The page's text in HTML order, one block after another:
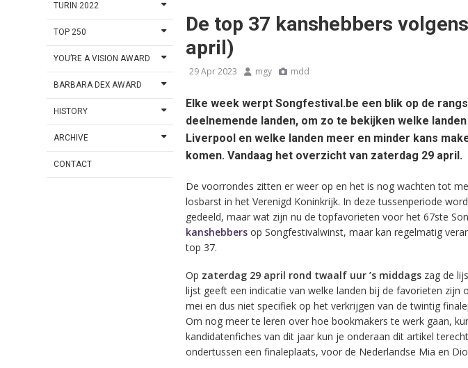
TURIN 2022
TOP 250
YOU’RE A VISION AWARD
BARBARA DEX AWARD
HISTORY
ARCHIVE
CONTACT
De top 37 kanshebbers
april)
29 Apr 2023 mgy mdd
Elke week werpt Songfestival.be een blik op de
deelnemende landen, om zo te bekijken welke
Liverpool en welke landen meer en minder kans
komen. Vandaag het overzicht van zaterdag 29 april.
De voorrondes zitten er weer op en het is nog wachten tot
losbarst in het Verenigd Koninkrijk. In deze tussenperiode
gedeeld, maar wat zijn nu de topfavorieten voor het 67ste
kanshebbers op Songfestivalwinst, maar kan regelmatig
top 37.
Op zaterdag 29 april rond twaalf uur ’s middagszag de
lijst geeft een indicatie van welke landen bij de favorieten zijn
mei en dus niet specifiek op het verkrijgen van de twintig
Om nog meer te leren over hoe bookmakers te werk gaan,
kandidatenfiches van dit jaar kun je onderaan dit artikel
ondertussen een finaleplaats, voor de Nederlandse Mia en